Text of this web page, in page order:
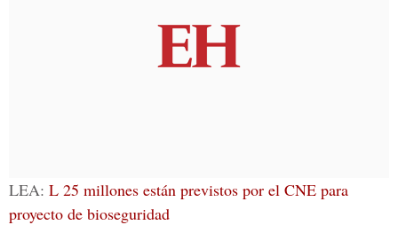
LEA: L 25 millones están previstos por el CNE para
proyecto de bioseguridad